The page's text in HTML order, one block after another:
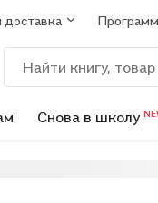
доставка
Снова в школу